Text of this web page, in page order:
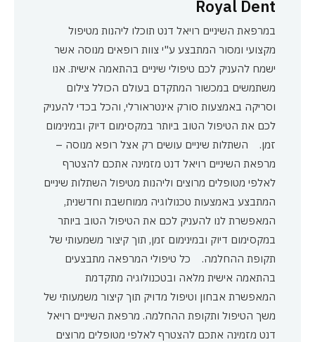
Royal Dent
במרפאת השיניים רויאל דנט תוכלו ליהנות מטיפול
מקצועי ומסור המתבצע ע"י צוות רופאים מנוסה אשר
ישמח להעניק לכם טיפולי שיניים בהתאמה אישית. אנו
משתמשים במכשור המתקדם בעולם הכולל צילום
וסריקה באמצעות סורק אינטראורלי, והכל בכדי להעניק
לכם את הטיפול הטוב ביותר במקסימום דיוק ובמינימום
זמן. השתלות שיניים עושים רק אצל רופא מנוסה –
מרפאת השיניים רויאל דנט מזמינה אתכם להצטרף
לאלפי מטופלים מרוצים וליהנות מטיפול השתלות שיניים
המתבצע באמצעות טכנולוגיה ממוחשבת וחדשנית,
המאפשרת לנו להעניק לכם את הטיפול הטוב ביותר
במקסימום דיוק ובמינימום זמן, תוך קיצור משמעותי של
תקופת ההחלמה. כל טיפולי המרפאה מתבצעים
בהתאמה אישית מלאה ובטכנולוגיה מתקדמת
המאפשרת אבחון וטיפול מדויק תוך קיצור משמעותי של
משך הטיפול ותקופת ההחלמה. מרפאת השיניים רויאל
דנט מזמינה אתכם להצטרף לאלפי מטופלים מרוצים